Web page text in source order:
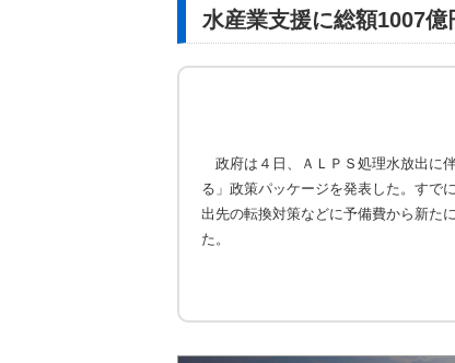
水産業支援に総額1007億
政府は４日、ＡＬＰＳ処理水放出に
る」政策パッケージを発表した。すで
出先の転換対策などに予備費から新た
た。